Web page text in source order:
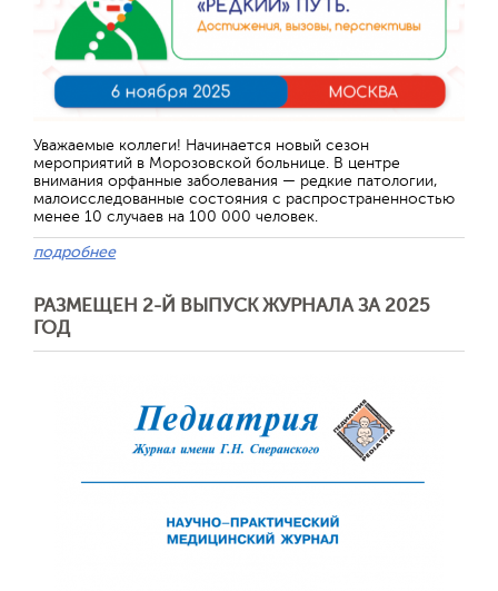
Уважаемые коллеги! Начинается новый сезон
мероприятий в Морозовской больнице. В центре
внимания орфанные заболевания — редкие патологии,
малоисследованные состояния с распространенностью
менее 10 случаев на 100 000 человек.
подробнее
РАЗМЕЩЕН 2-Й ВЫПУСК ЖУРНАЛА ЗА 2025
ГОД